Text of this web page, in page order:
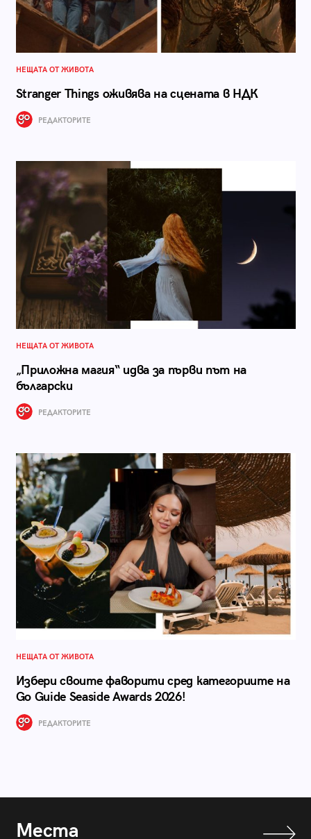
НЕЩАТА ОТ ЖИВОТА
Stranger Things оживява на сцената в НДК
РЕДАКТОРИТЕ
НЕЩАТА ОТ ЖИВОТА
„Приложна магия“ идва за първи път на
български
РЕДАКТОРИТЕ
НЕЩАТА ОТ ЖИВОТА
Избери своите фаворити сред категориите на
Go Guide Seaside Awards 2026!
РЕДАКТОРИТЕ
Места